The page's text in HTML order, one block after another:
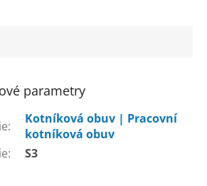
parametry
:
Kotníková obuv | Pracovní
kotníková obuv
: S3